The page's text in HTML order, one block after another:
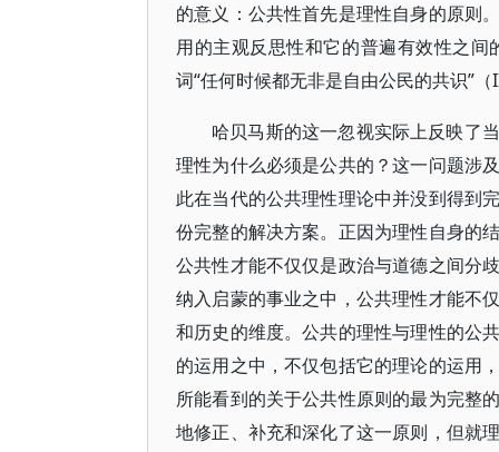
的意义：公共性首先是理性自身的原则
用的主观反思性和它的普遍有效性之
词“任何时候都无非是自由公民的共识”
哈贝马斯的这一忽视实际上反映了
理性为什么必须是公共的？这一问题涉
此在当代的公共理性理论中并没到得到
份完整的解决方案。正因为理性自身的
公共性才能不仅仅是政治与道德之间分
纳入启蒙的事业之中，公共理性才能不
和历史的维度。公共的理性与理性的公
的运用之中，不仅包括它的理论的运用
所能看到的关于公共性原则的最为完整
地修正、补充和深化了这一原则，但就